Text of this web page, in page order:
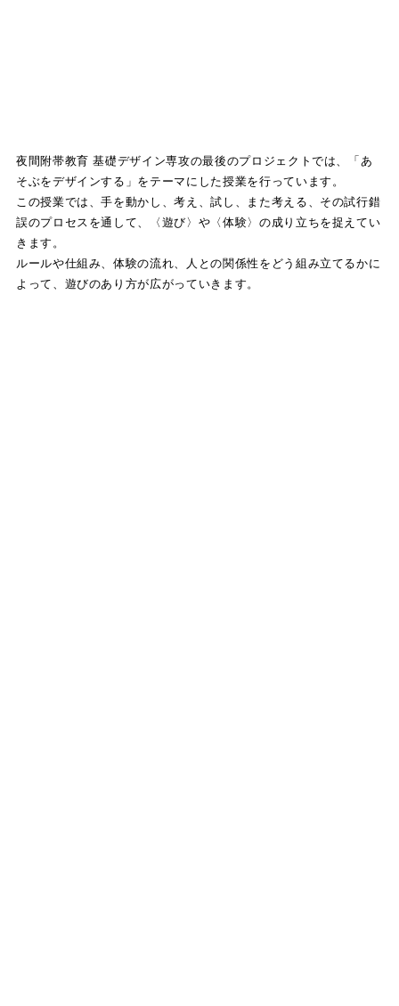
夜間附帯教育 基礎デザイン専攻の最後のプロジェクトでは、「あ
そぶをデザインする」をテーマにした授業を行っています。
この授業では、手を動かし、考え、試し、また考える、その試行錯
誤のプロセスを通して、〈遊び〉や〈体験〉の成り立ちを捉えてい
きます。
ルールや仕組み、体験の流れ、人との関係性をどう組み立てるかに
よって、遊びのあり方が広がっていきます。